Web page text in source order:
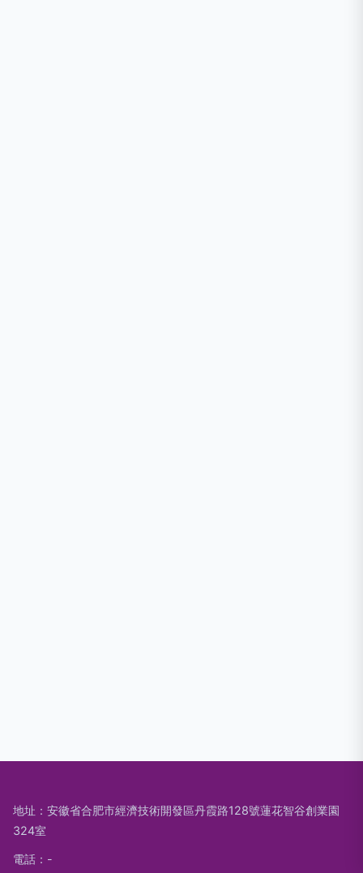
地址：安徽省合肥市經濟技術開發區丹霞路128號蓮花智谷創業園
324室
電話：-